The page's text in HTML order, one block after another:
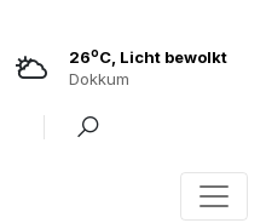
26oC, Licht bewolkt
Dokkum